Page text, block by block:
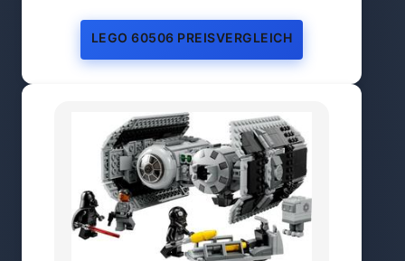
LEGO 60506 PREISVERGLEICH